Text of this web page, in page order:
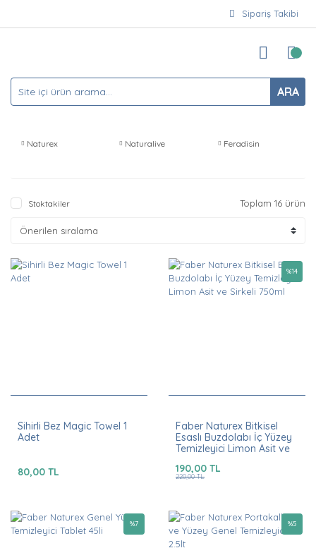
Sipariş Takibi
ARA
Naturex Naturalive Feradisin
Stoktakiler Toplam 16 ürün
Sihirli Bez Magic Towel 1
Adet
80,00 TL
Faber Naturex Bitkisel
Esaslı Buzdolabı İç Yüzey
Temizleyici Limon Asit ve
%14
190,00 TL
220,00 TL
%7 %5